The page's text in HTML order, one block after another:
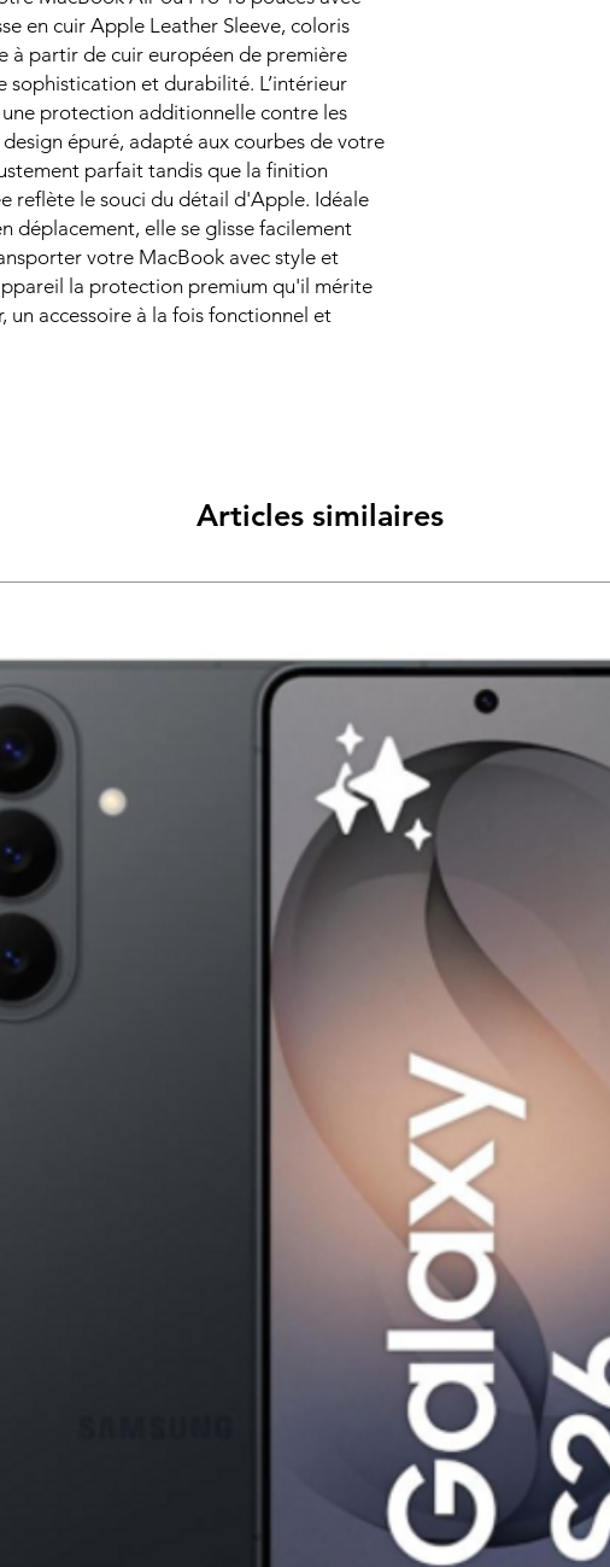
en cuir Apple Leather Sleeve, coloris
à partir de cuir européen de première
sophistication et durabilité. L’intérieur
protection additionnelle contre les
design épuré, adapté aux courbes de votre
parfait tandis que la finition
reflète le souci du détail d'Apple. Idéale
déplacement, elle se glisse facilement
votre MacBook avec style et
la protection premium qu'il mérite
un accessoire à la fois fonctionnel et
Articles similaires